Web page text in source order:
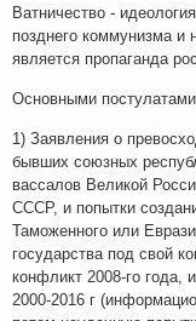
Ватничество -
позднего коммунизма и
является пропаганда
Основными
1) Заявления о
бывших союзных
вассалов Великой
СССР, и попытки
Таможенного или
государства под свой
конфликт 2008-го года,
2000-2016 г